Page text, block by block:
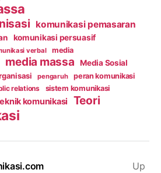
komunikasi pemasaran
komunikasi persuasif
verbal media
media massa Media Sosial
pengaruh peran komunikasi
relations sistem komunikasi
komunikasi Teori
Up